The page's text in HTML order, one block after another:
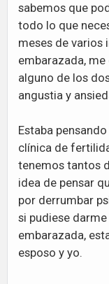
sabemos que
todo lo que
meses de varios
embarazada,
alguno de los
angustia y
Estaba
clínica de
tenemos tantos
idea de pensar
por derrumbar
si pudiese
embarazada,
esposo y yo.